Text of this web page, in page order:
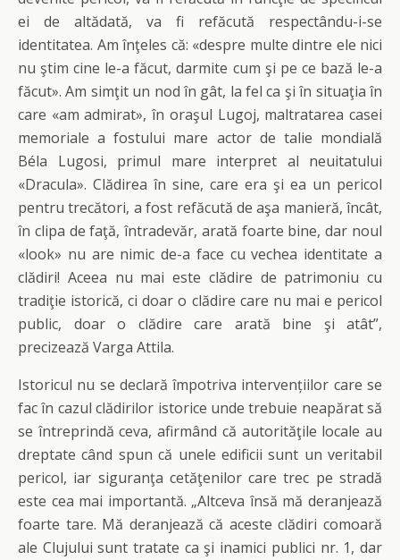
ei de altădată, va fi refăcută respectându-i-se
identitatea. Am înţeles că: «despre multe dintre ele nici
nu ştim cine le-a făcut, darmite cum şi pe ce bază le-a
făcut». Am simţit un nod în gât, la fel ca şi în situaţia în
care «am admirat», în oraşul Lugoj, maltratarea casei
memoriale a fostului mare actor de talie mondială
Béla Lugosi, primul mare interpret al neuitatului
«Dracula». Clădirea în sine, care era şi ea un pericol
pentru trecători, a fost refăcută de aşa manieră, încât,
în clipa de faţă, întradevăr, arată foarte bine, dar noul
«look» nu are nimic de-a face cu vechea identitate a
clădiri! Aceea nu mai este clădire de patrimoniu cu
tradiţie istorică, ci doar o clădire care nu mai e pericol
public, doar o clădire care arată bine şi atât”,
precizează Varga Attila.
Istoricul nu se declară împotriva intervențiilor care se
fac în cazul clădirilor istorice unde trebuie neapărat să
se întreprindă ceva, afirmând că autorităţile locale au
dreptate când spun că unele edificii sunt un veritabil
pericol, iar siguranţa cetăţenilor care trec pe stradă
este cea mai importantă. „Altceva însă mă deranjează
foarte tare. Mă deranjează că aceste clădiri comoară
ale Clujului sunt tratate ca şi inamici publici nr. 1, dar